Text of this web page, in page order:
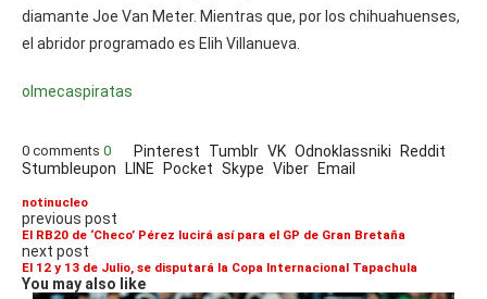
diamante Joe Van Meter. Mientras que, por los chihuahuenses,
el abridor programado es Elih Villanueva.
olmecaspiratas
0 comments 0 Pinterest Tumblr VK Odnoklassniki
Reddit
Stumbleupon
LINE Pocket Skype Viber Email
notinucleo
previous post
El RB20 de ‘Checo’ Pérez lucirá así para el GP de Gran Bretaña
next post
El 12 y 13 de Julio, se disputará la Copa Internacional Tapachula
You may also like